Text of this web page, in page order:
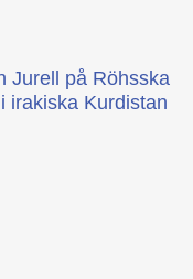
Jurell på Röhsska
irakiska Kurdistan